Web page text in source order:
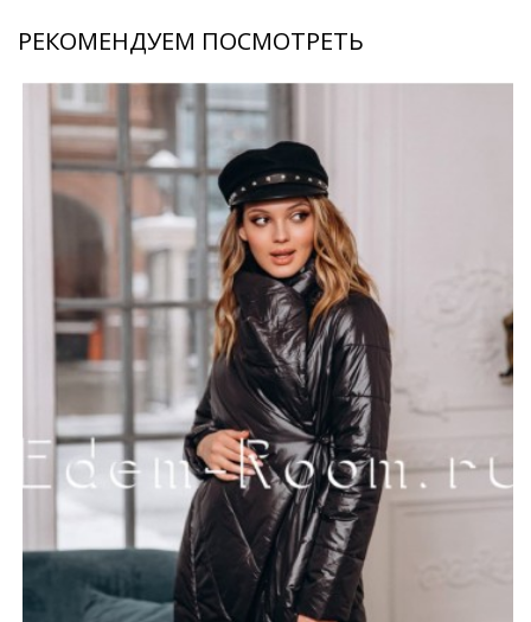
РЕКОМЕНДУЕМ ПОСМОТРЕТЬ